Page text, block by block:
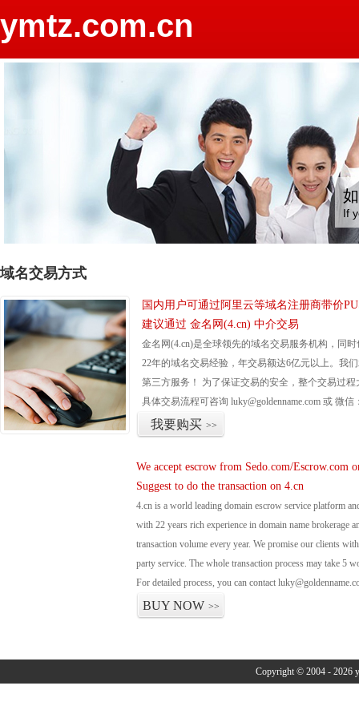
ymtz.com.cn
If
域名交易方式
国内用户可通过阿里云等域名注册商带价
建议通过 金名网(4.cn) 中介交易
金名网(4.cn)是全球领先的域名交易服务机构，同
22年的域名交易经验，年交易额达6亿元以上。我
第三方服务！ 为了保证交易的安全，整个交易过
具体交易流程可咨询 luky@goldenname.com 或 微信
我要购买 >>
We accept escrow from Sedo.com/Escrow.com
Suggest to do the transaction on 4.cn
4.cn is a world leading domain escrow service platform
with 22 years rich experience in domain name brokerage
transaction volume every year. We promise our clients
party service. The whole transaction process may take 5
For detailed process, you can contact
BUY NOW >>
Copyright © 2004 - 2026